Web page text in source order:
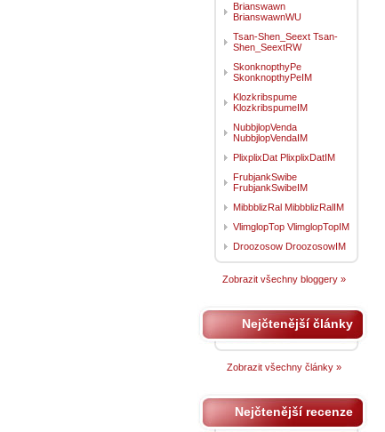
Brianswawn
BrianswawnWU
Tsan-Shen_Seext Tsan-
Shen_SeextRW
SkonknopthyPe
SkonknopthyPeIM
Klozkribspume
KlozkribspumeIM
NubbjlopVenda
NubbjlopVendaIM
PlixplixDat PlixplixDatIM
FrubjankSwibe
FrubjankSwibeIM
MibbblizRal MibbblizRalIM
VlimglopTop VlimglopTopIM
Droozosow DroozosowIM
Zobrazit všechny bloggery »
Nejčtenější články
Zobrazit všechny články »
Nejčtenější recenze